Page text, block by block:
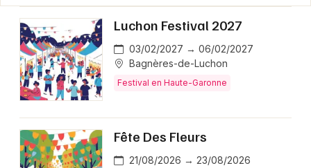
Luchon Festival 2027
03/02/2027 → 06/02/2027
Bagnères-de-Luchon
Festival en Haute-Garonne
Fête Des Fleurs
21/08/2026 → 23/08/2026